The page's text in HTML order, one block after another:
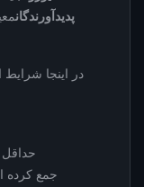
پدیدآورندگان
در اینجا
حداقل 10000
100000 جمع کرده